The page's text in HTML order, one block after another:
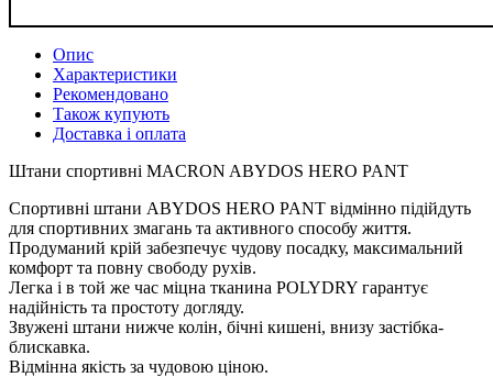
Опис
Характеристики
Рекомендовано
Також купують
Доставка і оплата
Штани спортивні MACRON ABYDOS HERO PANT
Спортивні штани ABYDOS HERO PANT відмінно підійдуть
для спортивних змагань та активного способу життя.
Продуманий крій забезпечує чудову посадку, максимальний
комфорт та повну свободу рухів.
Легка і в той же час міцна тканина POLYDRY гарантує
надійність та простоту догляду.
Звужені штани нижче колін, бічні кишені, внизу застібка-
блискавка.
Відмінна якість за чудовою ціною.